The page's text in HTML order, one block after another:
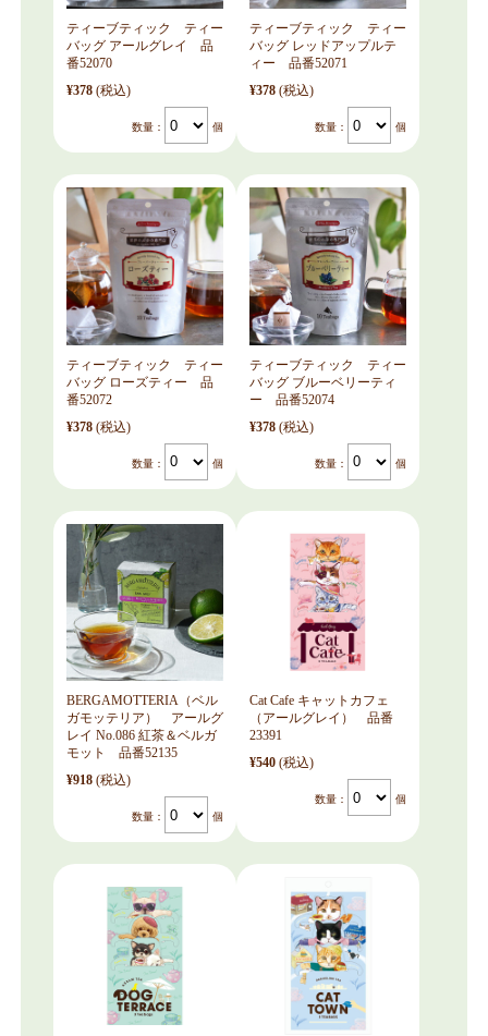
ティーブティック ティー
バッグ アールグレイ 品
番52070
¥378 (税込)
数量： 個
ティーブティック ティー
バッグ レッドアップルテ
ィー 品番52071
¥378 (税込)
数量： 個
ティーブティック ティー
バッグ ローズティー 品
番52072
¥378 (税込)
数量： 個
ティーブティック ティー
バッグ ブルーベリーティ
ー 品番52074
¥378 (税込)
数量： 個
BERGAMOTTERIA（ベル
ガモッテリア） アールグ
レイ No.086 紅茶＆ベルガ
モット 品番52135
¥918 (税込)
数量： 個
Cat Cafe キャットカフェ
（アールグレイ） 品番
23391
¥540 (税込)
数量： 個